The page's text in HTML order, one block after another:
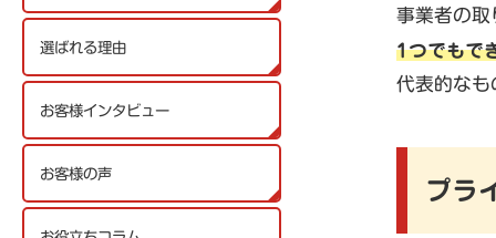
選ばれる理由
お客様インタビュー
お客様の声
事業者の取
1つでもで
代表的なも
プラ